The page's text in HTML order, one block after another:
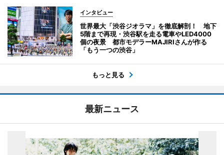
インタビュー
世界最大「渋谷ジオラマ」を徹底解剖！ 地下
5階まで再現・渋谷駅を走る電車やLED4000
個の夜景 都市モデラーMAJIRIさんが作る
「もう一つの渋谷」
もっと見る
最新ニュース